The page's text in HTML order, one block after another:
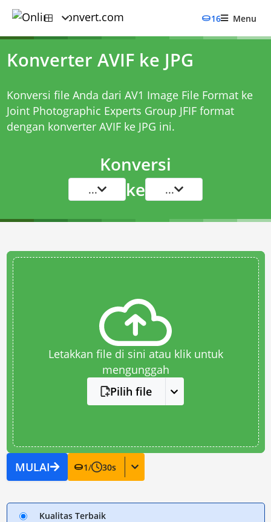
16 Menu
Konverter AVIF ke JPG
Konversi file Anda dari AV1 Image File Format ke
Joint Photographic Experts Group JFIF format
dengan konverter AVIF ke JPG ini.
Konversi
... ke ...
Letakkan file di sini atau klik untuk
mengunggah
Pilih file
MULAI 1/ 30s
Kualitas Terbaik